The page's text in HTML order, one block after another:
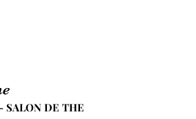
SALON DE THE